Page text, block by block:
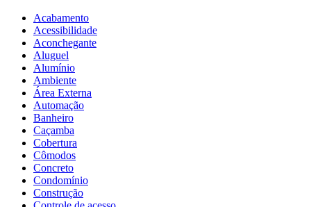
Acabamento
Acessibilidade
Aconchegante
Aluguel
Alumínio
Ambiente
Área Externa
Automação
Banheiro
Caçamba
Cobertura
Cômodos
Concreto
Condomínio
Construção